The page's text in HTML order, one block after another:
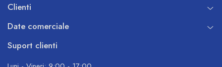
Clienti
Date comerciale
Suport clienti